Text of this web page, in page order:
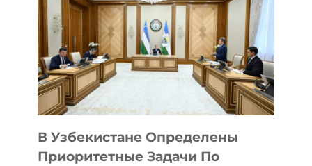
ВАЖНО
ДЛЯ
БУДУЩЕГО
КВАНТОВЫХ
ВЫЧИСЛЕНИЙ
В Узбекистане Определены
Приоритетные Задачи По